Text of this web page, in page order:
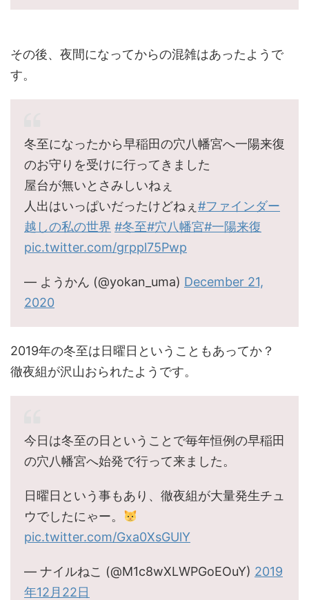
その後、夜間になってからの混雑はあったようで
す。
冬至になったから早稲田の穴八幡宮へ一陽来復
のお守りを受けに行ってきました
屋台が無いとさみしいねぇ
人出はいっぱいだったけどねぇ #ファインダー
越しの私の世界 #冬至#穴八幡宮#一陽来復
pic.twitter.com/grppl75Pwp
— ようかん (@yokan_uma) December 21,
2020
2019年の冬至は日曜日ということもあってか？
徹夜組が沢山おられたようです。
今日は冬至の日ということで毎年恒例の早稲田
の穴八幡宮へ始発で行って来ました。
日曜日という事もあり、徹夜組が大量発生チュ
ウでしたにゃー。
pic.twitter.com/Gxa0XsGUlY
— ナイルねこ (@M1c8wXLWPGoEOuY) 2019
年12月22日